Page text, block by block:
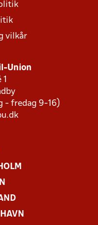
vilkår
Union
- fredag 9-16)